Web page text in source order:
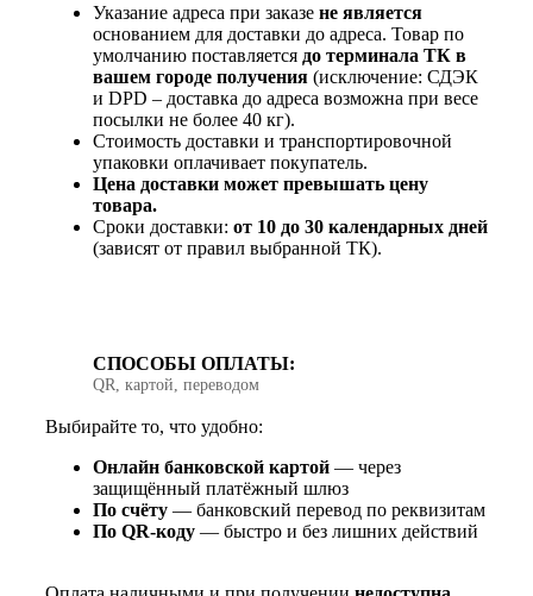
Указание адреса при заказе не является
основанием для доставки до адреса. Товар по
умолчанию поставляется до терминала ТК в
вашем городе получения (исключение: СДЭК
и DPD – доставка до адреса возможна при весе
посылки не более 40 кг).
Стоимость доставки и транспортировочной
упаковки оплачивает покупатель.
Цена доставки может превышать цену
товара.
Сроки доставки: от 10 до 30 календарных дней
(зависят от правил выбранной ТК).
СПОСОБЫ ОПЛАТЫ:
QR, картой, переводом
Выбирайте то, что удобно:
Онлайн банковской картой — через
защищённый платёжный шлюз
По счёту — банковский перевод по реквизитам
По QR‑коду — быстро и без лишних действий